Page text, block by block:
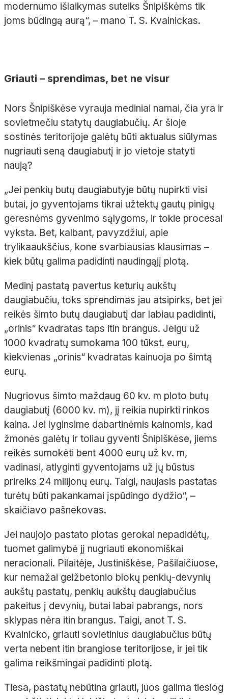
modernumo išlaikymas suteiks Šnipiškėms tik
joms būdingą aurą“, – mano T. S. Kvainickas.
Griauti – sprendimas, bet ne visur
Nors Šnipiškėse vyrauja mediniai namai, čia yra ir
sovietmečiu statytų daugiabučių. Ar šioje
sostinės teritorijoje galėtų būti aktualus siūlymas
nugriauti seną daugiabutį ir jo vietoje statyti
naują?
„Jei penkių butų daugiabutyje būtų nupirkti visi
butai, jo gyventojams tikrai užtektų gautų pinigų
geresnėms gyvenimo sąlygoms, ir tokie procesai
vyksta. Bet, kalbant, pavyzdžiui, apie
trylikaaukščius, kone svarbiausias klausimas –
kiek būtų galima padidinti naudingąjį plotą.
Medinį pastatą pavertus keturių aukštų
daugiabučiu, toks sprendimas jau atsipirks, bet jei
reikės šimto butų daugiabutį dar labiau padidinti,
„orinis“ kvadratas taps itin brangus. Jeigu už
1000 kvadratų sumokama 100 tūkst. eurų,
kiekvienas „orinis“ kvadratas kainuoja po šimtą
eurų.
Nugriovus šimto maždaug 60 kv. m ploto butų
daugiabutį (6000 kv. m), jį reikia nupirkti rinkos
kaina. Jei lyginsime dabartinėmis kainomis, kad
žmonės galėtų ir toliau gyventi Šnipiškėse, jiems
reikės sumokėti bent 4000 eurų už kv. m,
vadinasi, atlyginti gyventojams už jų būstus
prireiks 24 milijonų eurų. Taigi, naujasis pastatas
turėtų būti pakankamai įspūdingo dydžio“, –
skaičiavo pašnekovas.
Jei naujojo pastato plotas gerokai nepadidėtų,
tuomet galimybė jį nugriauti ekonomiškai
neracionali. Pilaitėje, Justiniškėse, Pašilaičiuose,
kur nemažai gelžbetonio blokų penkių-devynių
aukštų pastatų, penkių aukštų daugiabučius
pakeitus į devynių, butai labai pabrangs, nors
sklypas nėra itin brangus. Taigi, anot T. S.
Kvainicko, griauti sovietinius daugiabučius būtų
verta nebent itin brangiose teritorijose, ir jei tik
galima reikšmingai padidinti plotą.
Tiesa, pastatų nebūtina griauti, juos galima tiesiog